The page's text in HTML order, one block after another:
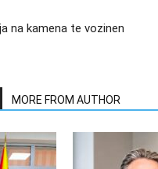
na kamena te vozinen
MORE FROM AUTHOR